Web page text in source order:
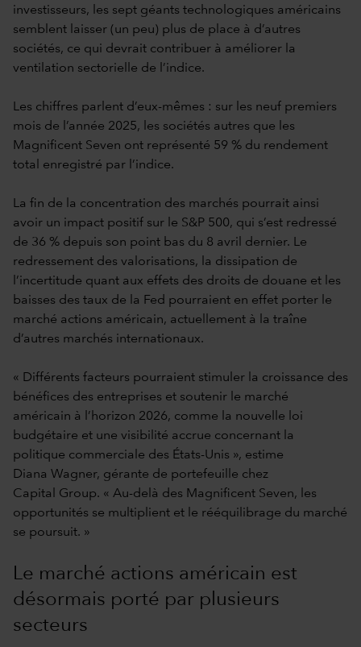
investisseurs, les sept géants technologiques américains
semblent laisser (un peu) plus de place à d’autres
sociétés, ce qui devrait contribuer à améliorer la
ventilation sectorielle de l’indice.
Les chiffres parlent d’eux-mêmes : sur les neuf premiers
mois de l’année 2025, les sociétés autres que les
Magnificent Seven ont représenté 59 % du rendement
total enregistré par l’indice.
La fin de la concentration des marchés pourrait ainsi
avoir un impact positif sur le S&P 500, qui s’est redressé
de 36 % depuis son point bas du 8 avril dernier. Le
redressement des valorisations, la dissipation de
l’incertitude quant aux effets des droits de douane et les
baisses des taux de la Fed pourraient en effet porter le
marché actions américain, actuellement à la traîne
d’autres marchés internationaux.
« Différents facteurs pourraient stimuler la croissance des
bénéfices des entreprises et soutenir le marché
américain à l’horizon 2026, comme la nouvelle loi
budgétaire et une visibilité accrue concernant la
politique commerciale des États-Unis », estime
Diana Wagner, gérante de portefeuille chez
Capital Group. « Au-delà des Magnificent Seven, les
opportunités se multiplient et le rééquilibrage du marché
se poursuit. »
Le marché actions américain est
désormais porté par plusieurs
secteurs